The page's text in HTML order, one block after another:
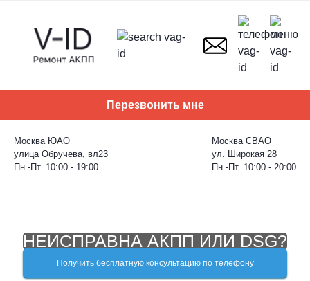
Перезвонить мне
Москва ЮАО
улица Обручева, вл23
Пн.-Пт. 10:00 - 19:00
Москва СВАО
ул. Широкая 28
Пн.-Пт. 10:00 - 20:00
НЕИСПРАВНА АКПП ИЛИ DSG?
Получить бесплатную консультацию по телефону